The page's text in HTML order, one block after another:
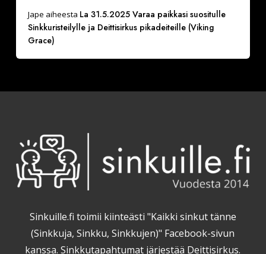
Jape aiheesta La 31.5.2025 Varaa paikkasi suositulle
Sinkkuristeilylle ja Deittisirkus pikadeiteille (Viking
Grace)
Sinkuille.fi toimii kiinteästi "Kaikki sinkut tänne
(Sinkkuja, Sinkku, Sinkkujen)" Facebook-sivun
kanssa. Sinkkutapahtumat järjestää Deittisirkus.